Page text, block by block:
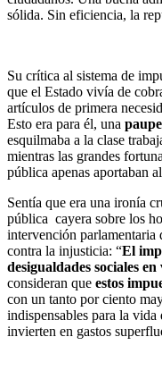
sólida. Sin eficiencia, la
Su crítica al sistema de
que el Estado vivía de
artículos de primera
Esto era para él, una
esquilmaba a la clase
mientras las grandes
pública apenas aportaban
Sentía que era una ironía
pública cayera sobre los
intervención parlamentaria
contra la injusticia: “El
desigualdades sociales
consideran que estos
con un tanto por ciento
indispensables para la vida
invierten en gastos